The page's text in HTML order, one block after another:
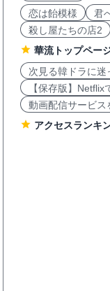
恋は飴模様
君
殺し屋たちの店2
華流トップペー
次見る韓ドラに
【保存版】
動画配信サービス
アクセスランキ